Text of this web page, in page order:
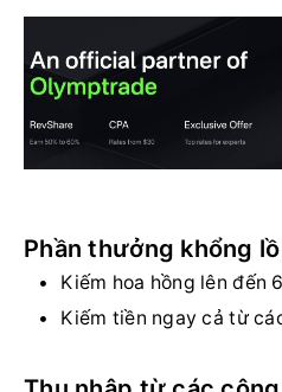
Phần thưởng khổng
Kiếm hoa hồng lên đến
Kiếm tiền ngay cả từ